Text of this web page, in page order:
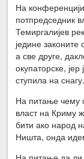
На
потпредседник
Темиргалијев
једине
а све друге,
окупаторске,
ступила на снагу.
На питање чему
власт на Криму
бити ако народ
Ништа, онда